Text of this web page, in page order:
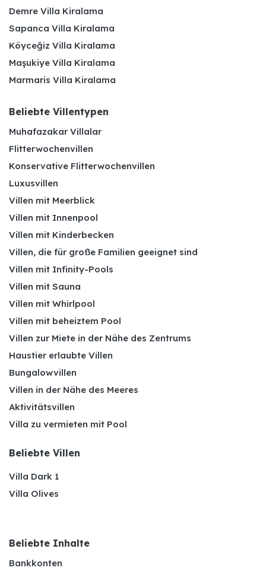
Demre Villa Kiralama
Sapanca Villa Kiralama
Köyceğiz Villa Kiralama
Maşukiye Villa Kiralama
Marmaris Villa Kiralama
Beliebte Villentypen
Muhafazakar Villalar
Flitterwochenvillen
Konservative Flitterwochenvillen
Luxusvillen
Villen mit Meerblick
Villen mit Innenpool
Villen mit Kinderbecken
Villen, die für große Familien geeignet sind
Villen mit Infinity-Pools
Villen mit Sauna
Villen mit Whirlpool
Villen mit beheiztem Pool
Villen zur Miete in der Nähe des Zentrums
Haustier erlaubte Villen
Bungalowvillen
Villen in der Nähe des Meeres
Aktivitätsvillen
Villa zu vermieten mit Pool
Beliebte Villen
Villa Dark 1
Villa Olives
Beliebte Inhalte
Bankkonten